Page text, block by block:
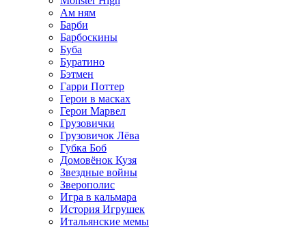
Ам ням
Барби
Барбоскины
Буба
Буратино
Бэтмен
Гарри Поттер
Герои в масках
Герои Марвел
Грузовички
Грузовичок Лёва
Губка Боб
Домовёнок Кузя
Звездные войны
Зверополис
Игра в кальмара
История Игрушек
Итальянские мемы